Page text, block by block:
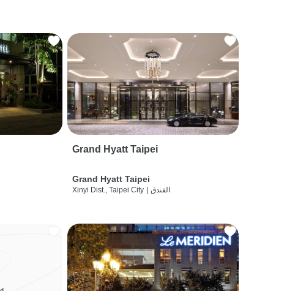
Grand Hyatt Taipei
Grand Hyatt Taipei
Xinyi Dist., Taipei City الفندق